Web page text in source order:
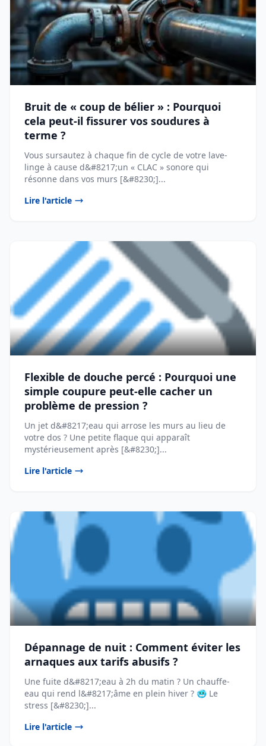
Bruit de « coup de bélier » : Pourquoi
cela peut-il fissurer vos soudures à
terme ?
Vous sursautez à chaque fin de cycle de votre lave-
linge à cause d&#8217;un « CLAC » sonore qui
résonne dans vos murs [&#8230;]...
Lire l'article
Flexible de douche percé : Pourquoi une
simple coupure peut-elle cacher un
problème de pression ?
Un jet d&#8217;eau qui arrose les murs au lieu de
votre dos ? Une petite flaque qui apparaît
mystérieusement après [&#8230;]...
Lire l'article
Dépannage de nuit : Comment éviter les
arnaques aux tarifs abusifs ?
Une fuite d&#8217;eau à 2h du matin ? Un chauffe-
eau qui rend l&#8217;âme en plein hiver ? 🥶 Le
stress [&#8230;]...
Lire l'article